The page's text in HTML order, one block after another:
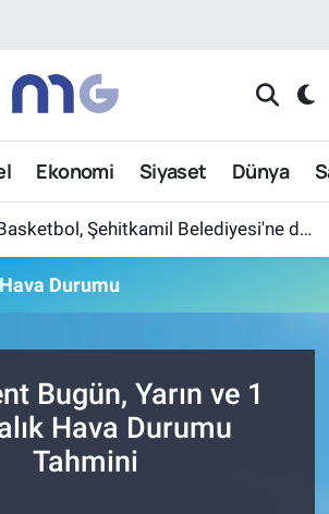
Ekonomi Siyaset Dünya
Şehitkamil Belediyesi'ne devredildi
Durumu
Bugün, Yarın ve 1
Hava Durumu
Tahmini